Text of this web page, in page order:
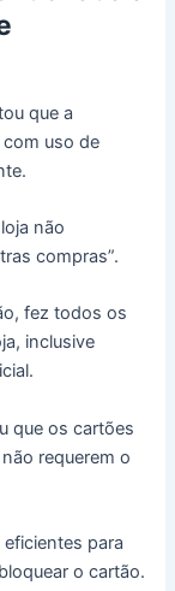
que a
uso de
não
compras”.
fez todos os
inclusive
que os cartões
requerem o
para
o cartão.